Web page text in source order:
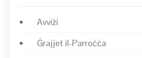
Avviżi
Ġrajjet il-Parroċċa